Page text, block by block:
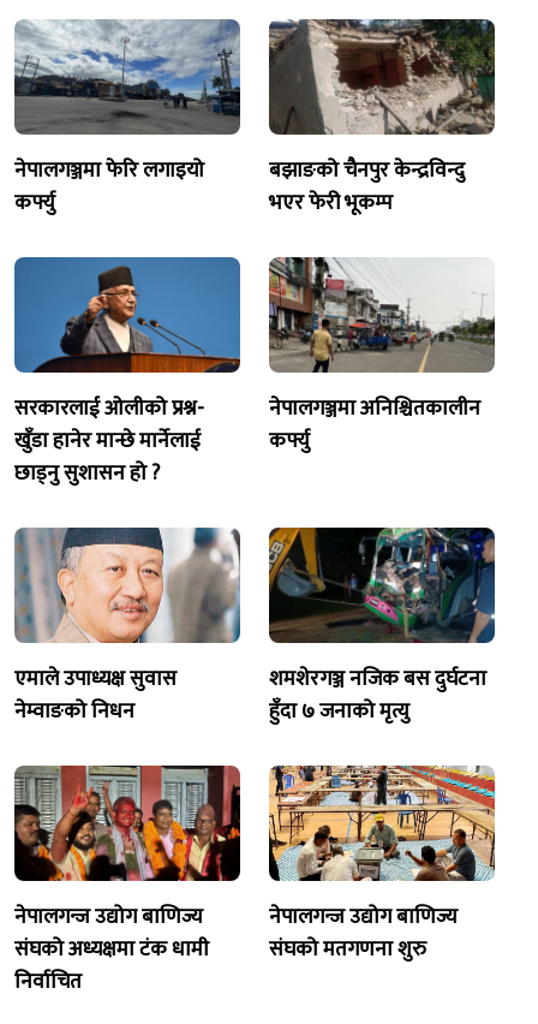
नेपालगञ्जमा फेरि लगाइयो
कर्फ्यु
बझाङको चैनपुर केन्द्रविन्दु
भएर फेरी भूकम्प
सरकारलाई ओलीको प्रश्न-
खुँडा हानेर मान्छे मार्नेलाई
छाड्नु सुशासन हो ?
नेपालगञ्जमा अनिश्चितकालीन
कर्फ्यु
एमाले उपाध्यक्ष सुवास
नेम्वाङको निधन
शमशेरगञ्ज नजिक बस दुर्घटना
हुँदा ७ जनाको मृत्यु
नेपालगन्ज उद्योग बाणिज्य
संघको अध्यक्षमा टंक धामी
निर्वाचित
नेपालगन्ज उद्योग बाणिज्य
संघको मतगणना शुरु